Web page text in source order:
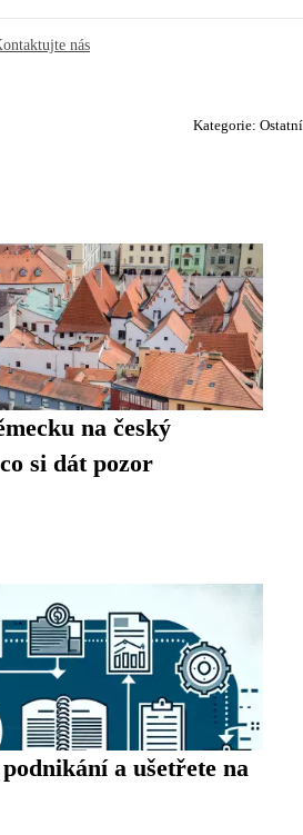
nás
Kategorie: Ostatní
na český
si dát pozor
a ušetřete na